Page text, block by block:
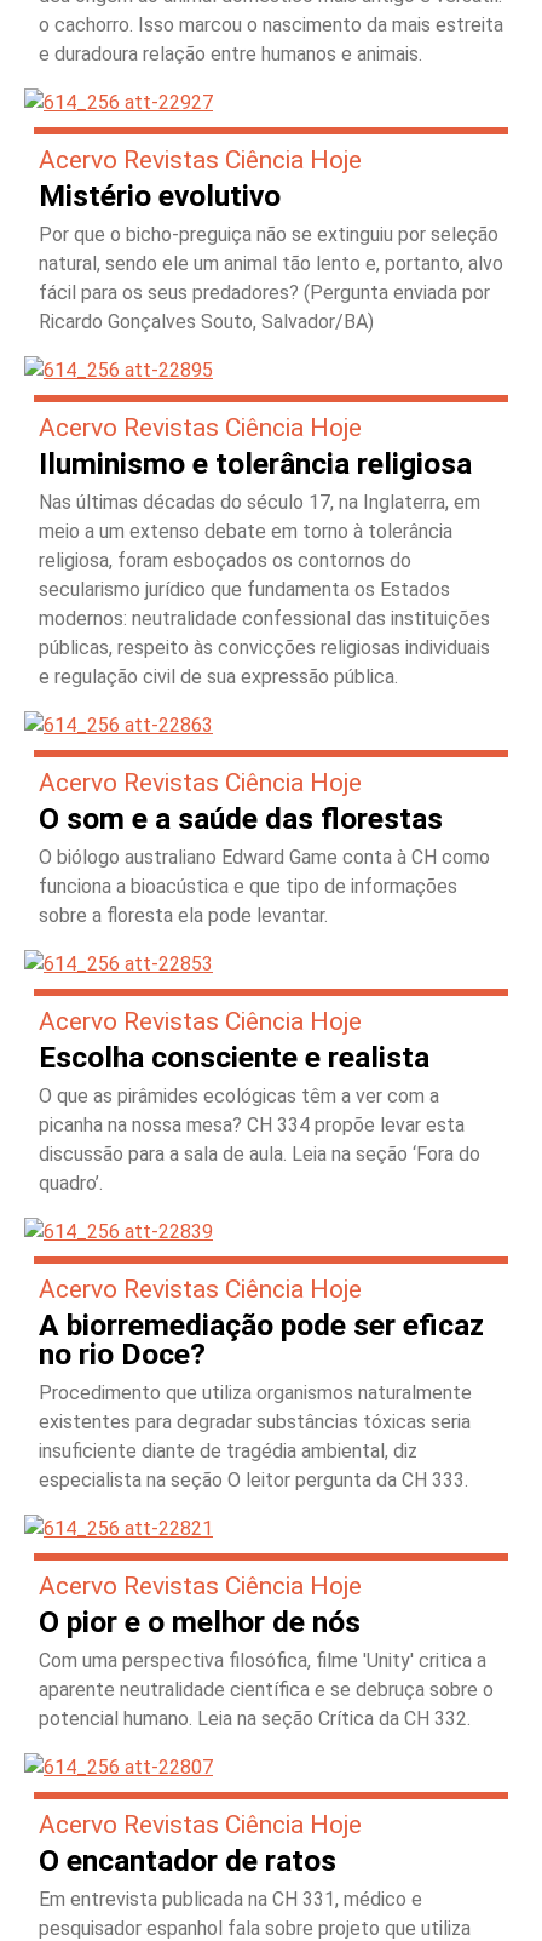
o cachorro. Isso marcou o nascimento da mais estreita
e duradoura relação entre humanos e animais.
Acervo Revistas Ciência Hoje
Mistério evolutivo
Por que o bicho-preguiça não se extinguiu por seleção
natural, sendo ele um animal tão lento e, portanto, alvo
fácil para os seus predadores? (Pergunta enviada por
Ricardo Gonçalves Souto, Salvador/BA)
Acervo Revistas Ciência Hoje
Iluminismo e tolerância religiosa
Nas últimas décadas do século 17, na Inglaterra, em
meio a um extenso debate em torno à tolerância
religiosa, foram esboçados os contornos do
secularismo jurídico que fundamenta os Estados
modernos: neutralidade confessional das instituições
públicas, respeito às convicções religiosas individuais
e regulação civil de sua expressão pública.
Acervo Revistas Ciência Hoje
O som e a saúde das florestas
O biólogo australiano Edward Game conta à CH como
funciona a bioacústica e que tipo de informações
sobre a floresta ela pode levantar.
Acervo Revistas Ciência Hoje
Escolha consciente e realista
O que as pirâmides ecológicas têm a ver com a
picanha na nossa mesa? CH 334 propõe levar esta
discussão para a sala de aula. Leia na seção ‘Fora do
quadro’.
Acervo Revistas Ciência Hoje
A biorremediação pode ser eficaz
no rio Doce?
Procedimento que utiliza organismos naturalmente
existentes para degradar substâncias tóxicas seria
insuficiente diante de tragédia ambiental, diz
especialista na seção O leitor pergunta da CH 333.
Acervo Revistas Ciência Hoje
O pior e o melhor de nós
Com uma perspectiva filosófica, filme 'Unity' critica a
aparente neutralidade científica e se debruça sobre o
potencial humano. Leia na seção Crítica da CH 332.
Acervo Revistas Ciência Hoje
O encantador de ratos
Em entrevista publicada na CH 331, médico e
pesquisador espanhol fala sobre projeto que utiliza